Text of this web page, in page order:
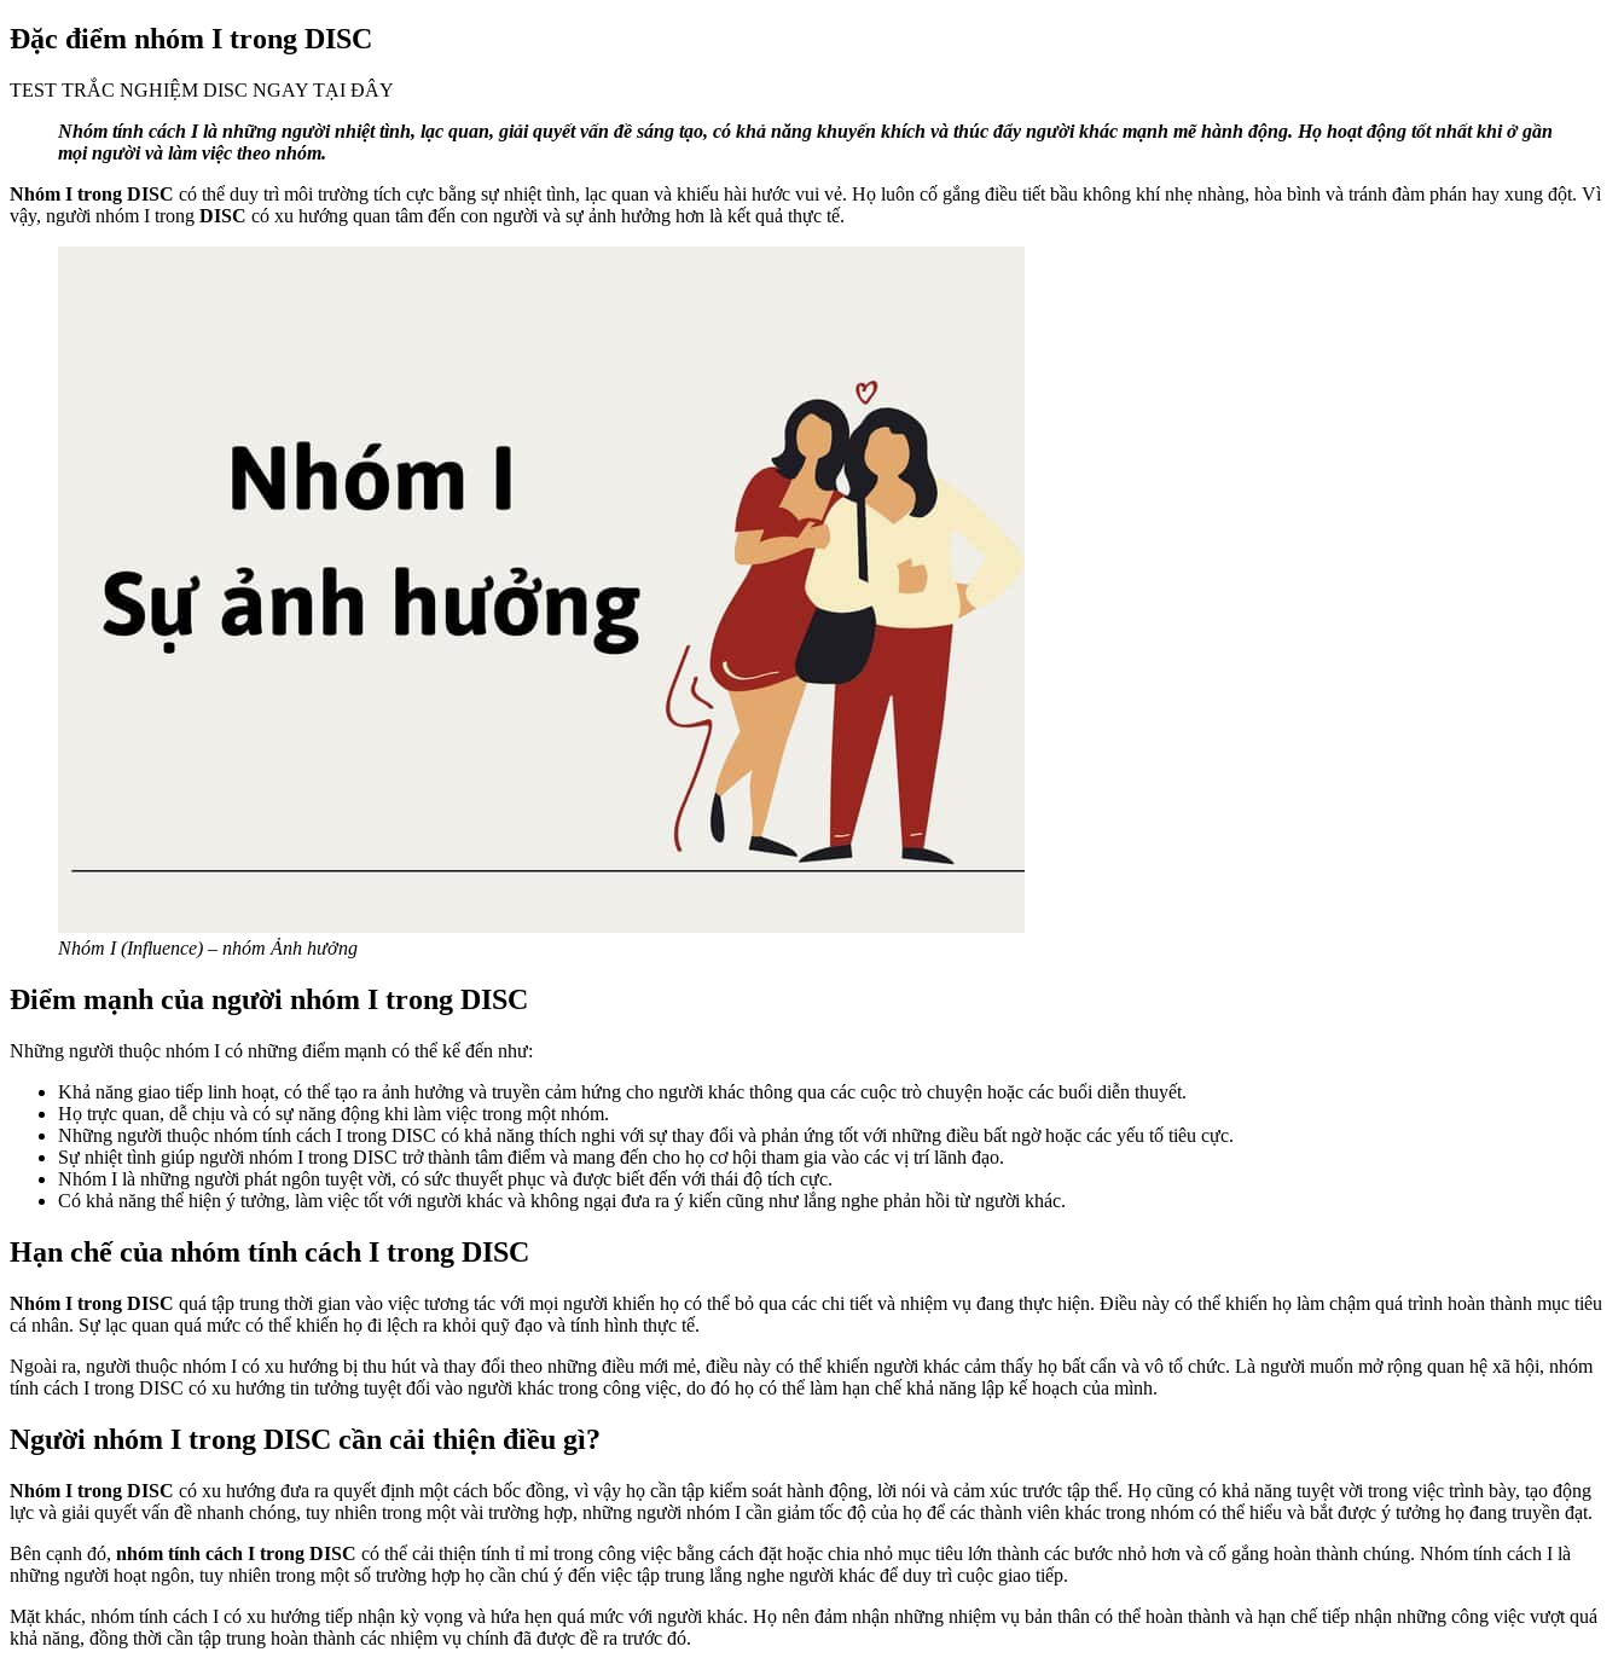
Đặc điểm nhóm I trong DISC
TEST TRẮC NGHIỆM DISC NGAY TẠI ĐÂY
Nhóm tính cách I là những người nhiệt tình, lạc quan, giải quyết vấn đề sáng tạo, có khả năng khuyến khích và thúc đẩy người khác mạnh mẽ hành động. Họ hoạt động tốt nhất khi ở gần
mọi người và làm việc theo nhóm.
Nhóm I trong DISC có thể duy trì môi trường tích cực bằng sự nhiệt tình, lạc quan và khiếu hài hước vui vẻ. Họ luôn cố gắng điều tiết bầu không khí nhẹ nhàng, hòa bình và tránh đàm phán hay xung đột. Vì
vậy, người nhóm I trong DISC có xu hướng quan tâm đến con người và sự ảnh hưởng hơn là kết quả thực tế.
Nhóm I (Influence) – nhóm Ảnh hưởng
Điểm mạnh của người nhóm I trong DISC
Những người thuộc nhóm I có những điểm mạnh có thể kể đến như:
Khả năng giao tiếp linh hoạt, có thể tạo ra ảnh hưởng và truyền cảm hứng cho người khác thông qua các cuộc trò chuyện hoặc các buổi diễn thuyết.
Họ trực quan, dễ chịu và có sự năng động khi làm việc trong một nhóm.
Những người thuộc nhóm tính cách I trong DISC có khả năng thích nghi với sự thay đổi và phản ứng tốt với những điều bất ngờ hoặc các yếu tố tiêu cực.
Sự nhiệt tình giúp người nhóm I trong DISC trở thành tâm điểm và mang đến cho họ cơ hội tham gia vào các vị trí lãnh đạo.
Nhóm I là những người phát ngôn tuyệt vời, có sức thuyết phục và được biết đến với thái độ tích cực.
Có khả năng thể hiện ý tưởng, làm việc tốt với người khác và không ngại đưa ra ý kiến cũng như lắng nghe phản hồi từ người khác.
Hạn chế của nhóm tính cách I trong DISC
Nhóm I trong DISC quá tập trung thời gian vào việc tương tác với mọi người khiến họ có thể bỏ qua các chi tiết và nhiệm vụ đang thực hiện. Điều này có thể khiến họ làm chậm quá trình hoàn thành mục tiêu
cá nhân. Sự lạc quan quá mức có thể khiến họ đi lệch ra khỏi quỹ đạo và tính hình thực tế.
Ngoài ra, người thuộc nhóm I có xu hướng bị thu hút và thay đổi theo những điều mới mẻ, điều này có thể khiến người khác cảm thấy họ bất cẩn và vô tổ chức. Là người muốn mở rộng quan hệ xã hội, nhóm
tính cách I trong DISC có xu hướng tin tưởng tuyệt đối vào người khác trong công việc, do đó họ có thể làm hạn chế khả năng lập kế hoạch của mình.
Người nhóm I trong DISC cần cải thiện điều gì?
Nhóm I trong DISC có xu hướng đưa ra quyết định một cách bốc đồng, vì vậy họ cần tập kiểm soát hành động, lời nói và cảm xúc trước tập thể. Họ cũng có khả năng tuyệt vời trong việc trình bày, tạo động
lực và giải quyết vấn đề nhanh chóng, tuy nhiên trong một vài trường hợp, những người nhóm I cần giảm tốc độ của họ để các thành viên khác trong nhóm có thể hiểu và bắt được ý tưởng họ đang truyền đạt.
Bên cạnh đó, nhóm tính cách I trong DISC có thể cải thiện tính tỉ mỉ trong công việc bằng cách đặt hoặc chia nhỏ mục tiêu lớn thành các bước nhỏ hơn và cố gắng hoàn thành chúng. Nhóm tính cách I là
những người hoạt ngôn, tuy nhiên trong một số trường hợp họ cần chú ý đến việc tập trung lắng nghe người khác để duy trì cuộc giao tiếp.
Mặt khác, nhóm tính cách I có xu hướng tiếp nhận kỳ vọng và hứa hẹn quá mức với người khác. Họ nên đảm nhận những nhiệm vụ bản thân có thể hoàn thành và hạn chế tiếp nhận những công việc vượt quá
khả năng, đồng thời cần tập trung hoàn thành các nhiệm vụ chính đã được đề ra trước đó.